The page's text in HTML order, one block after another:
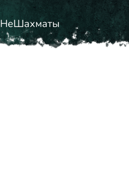
НеШахматы